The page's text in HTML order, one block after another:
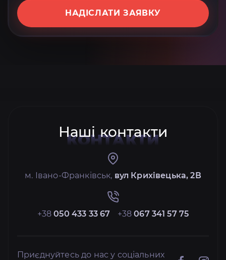
НАДІСЛАТИ ЗАЯВКУ
Наші контакти
КОНТАКТИ
м. Івано-Франківськ, вул Крихівецька, 2В
+38050 433 33 67 +38067 341 57 75
Приєднуйтесь до нас у соціальних